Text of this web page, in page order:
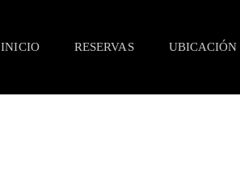
INICIO RESERVAS UBICACIÓN